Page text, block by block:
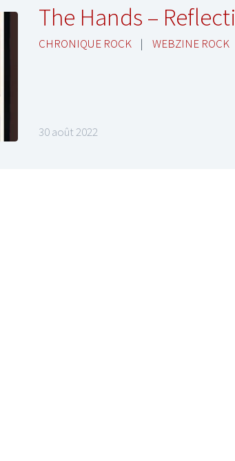
The Hands –
CHRONIQUE ROCK | WEBZINE ROCK
30 août 2022